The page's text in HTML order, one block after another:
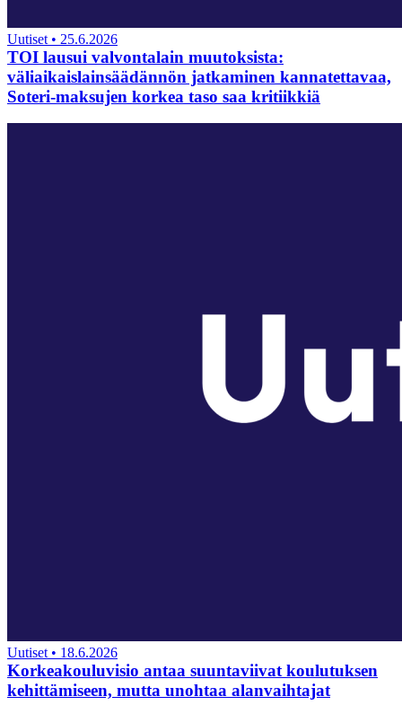
Uutiset • 25.6.2026
TOI lausui valvontalain muutoksista:
väliaikaislainsäädännön jatkaminen kannatettavaa,
Soteri-maksujen korkea taso saa kritiikkiä
Uutiset • 18.6.2026
Korkeakouluvisio antaa suuntaviivat koulutuksen
kehittämiseen, mutta unohtaa alanvaihtajat